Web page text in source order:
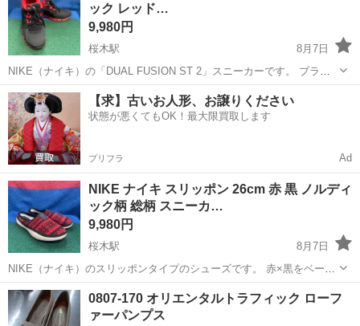
ック レッド…
9,980円
桜木駅
8月7日
NIKE（ナイキ）の「DUAL FUSION ST 2」スニーカーです。 ブラッ
クをベースにレッドを組み合わせたスポーティーなカラーリングで、
普段履きはもちろん、ウォーキングや軽い運動などにも合わせやすい
デザインです。 ...
千葉 千葉市 桜木駅 靴 FUSION
【求】古いお人形、お譲りください
状態が悪くてもOK！最大限買取します
プリフラ Ad
NIKE ナイキ スリッポン 26cm 赤 黒 ノルディ
ック柄 総柄 スニーカ…
9,980円
桜木駅
8月7日
NIKE（ナイキ）のスリッポンタイプのシューズです。 赤×黒をベース
にしたノルディック調の総柄デザインで、足元のアクセントになる個
性的な一足です。シューレースのないスリッポンタイプなので、脱ぎ
履きもしやすいデザインです。 ...
千葉 千葉市 靴
0807-170 オリエンタルトラフィック ローフ
ァーパンプス